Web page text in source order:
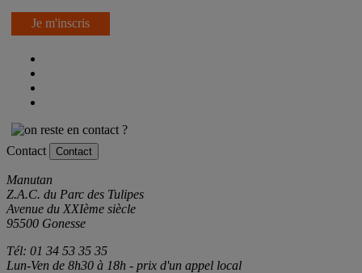
Je m'inscris
Contact Contact
Manutan
Z.A.C. du Parc des Tulipes
Avenue du XXIème siècle
95500 Gonesse
Tél: 01 34 53 35 35
Lun-Ven de 8h30 à 18h - prix d'un appel local